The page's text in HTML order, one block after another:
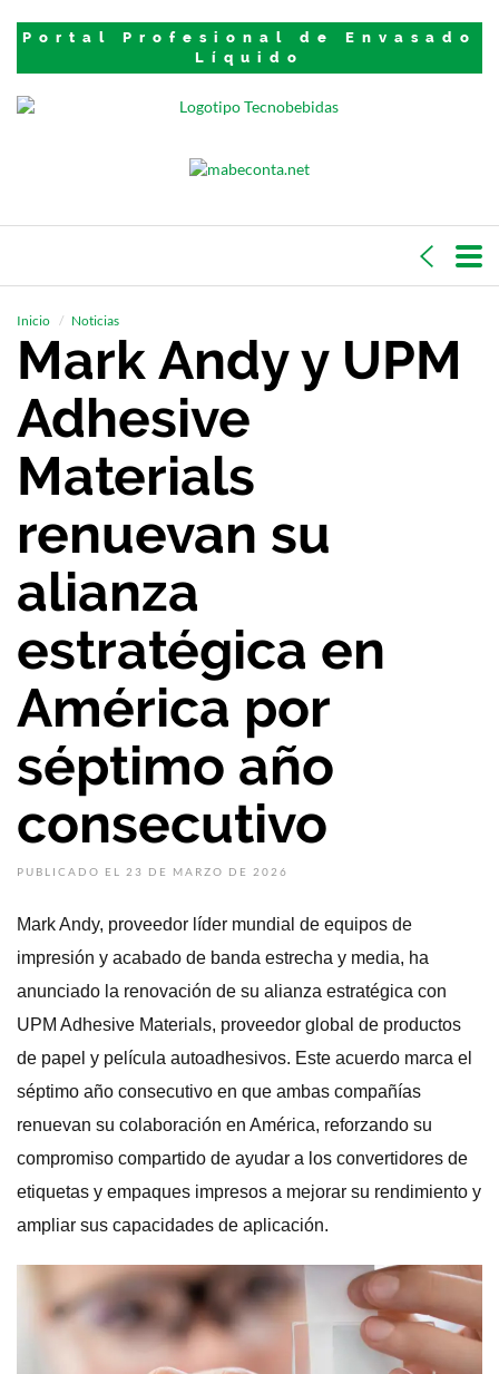
Portal Profesional de Envasado
Líquido
Inicio Noticias
Mark Andy y UPM
Adhesive
Materials
renuevan su
alianza
estratégica en
América por
séptimo año
consecutivo
PUBLICADO EL 23 DE MARZO DE 2026
Mark Andy, proveedor líder mundial de equipos de
impresión y acabado de banda estrecha y media, ha
anunciado la renovación de su alianza estratégica con
UPM Adhesive Materials, proveedor global de productos
de papel y película autoadhesivos. Este acuerdo marca el
séptimo año consecutivo en que ambas compañías
renuevan su colaboración en América, reforzando su
compromiso compartido de ayudar a los convertidores de
etiquetas y empaques impresos a mejorar su rendimiento y
ampliar sus capacidades de aplicación.